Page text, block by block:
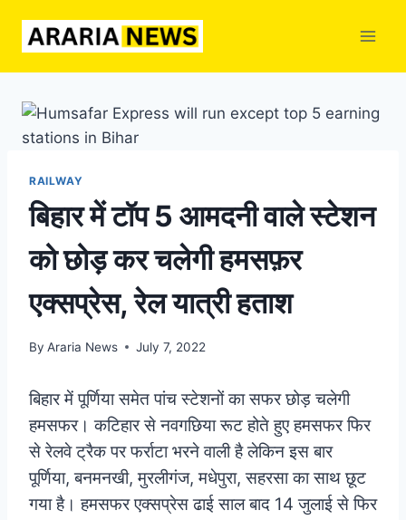
RAILWAY
बिहार में टॉप 5 आमदनी वाले स्टेशन
को छोड़ कर चलेगी हमसफ़र
एक्सप्रेस, रेल यात्री हताश
By Araria News July 7, 2022
बिहार में पूर्णिया समेत पांच स्टेशनों का सफर छोड़ चलेगी
हमसफर। कटिहार से नवगछिया रूट होते हुए हमसफर फिर
से रेलवे ट्रैक पर फर्राटा भरने वाली है लेकिन इस बार
पूर्णिया, बनमनखी, मुरलीगंज, मधेपुरा, सहरसा का साथ छूट
गया है। हमसफर एक्सप्रेस ढाई साल बाद 14 जुलाई से फिर